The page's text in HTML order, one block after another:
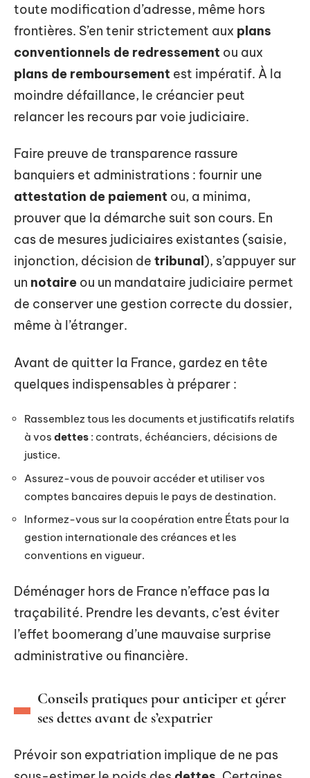
toute modification d’adresse, même hors
frontières. S’en tenir strictement aux plans
conventionnels de redressement ou aux
plans de remboursement est impératif. À la
moindre défaillance, le créancier peut
relancer les recours par voie judiciaire.
Faire preuve de transparence rassure
banquiers et administrations : fournir une
attestation de paiement ou, a minima,
prouver que la démarche suit son cours. En
cas de mesures judiciaires existantes (saisie,
injonction, décision de tribunal), s’appuyer sur
un notaire ou un mandataire judiciaire permet
de conserver une gestion correcte du dossier,
même à l’étranger.
Avant de quitter la France, gardez en tête
quelques indispensables à préparer :
Rassemblez tous les documents et justificatifs relatifs
à vos dettes : contrats, échéanciers, décisions de
justice.
Assurez-vous de pouvoir accéder et utiliser vos
comptes bancaires depuis le pays de destination.
Informez-vous sur la coopération entre États pour la
gestion internationale des créances et les
conventions en vigueur.
Déménager hors de France n’efface pas la
traçabilité. Prendre les devants, c’est éviter
l’effet boomerang d’une mauvaise surprise
administrative ou financière.
Conseils pratiques pour anticiper et gérer
ses dettes avant de s’expatrier
Prévoir son expatriation implique de ne pas